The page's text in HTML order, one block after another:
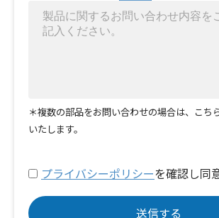
＊複数の部品をお問い合わせの場合は、こち
いたします。
プライバシーポリシーを確認し同